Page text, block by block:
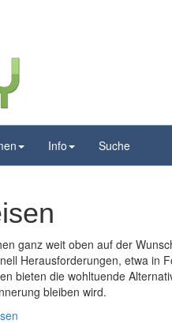
Info Suche
ganz weit oben auf der
Herausforderungen, etwa in
bieten die wohltuende
bleiben wird.